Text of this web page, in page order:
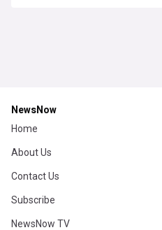
NewsNow
Home
About Us
Contact Us
Subscribe
NewsNow TV